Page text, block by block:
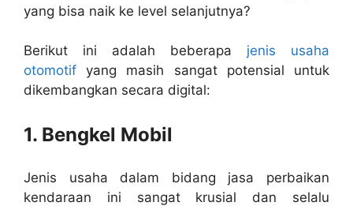
yang bisa naik ke level selanjutnya?
Berikut ini adalah beberapa jenis usaha
otomotif yang masih sangat potensial untuk
dikembangkan secara digital:
1. Bengkel Mobil
Jenis usaha dalam bidang jasa perbaikan
kendaraan ini sangat krusial dan selalu